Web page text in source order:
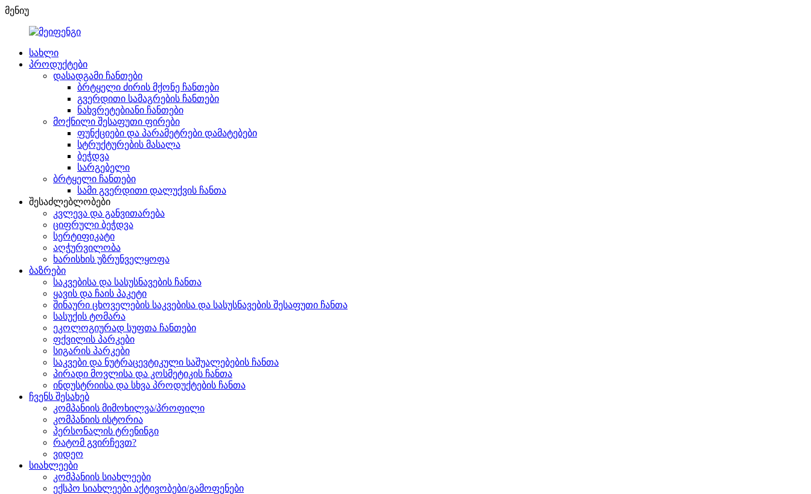
მენიუ
სახლი
პროდუქტები
დასადგამი ჩანთები
ბრტყელი ძირის მქონე ჩანთები
გვერდითი სამაგრების ჩანთები
ნახვრეტებიანი ჩანთები
მოქნილი შესაფუთი ფირები
ფუნქციები და პარამეტრები დამატებები
სტრუქტურების მასალა
ბეჭდვა
სარგებელი
ბრტყელი ჩანთები
სამი გვერდითი დალუქვის ჩანთა
შესაძლებლობები
კვლევა და განვითარება
ციფრული ბეჭდვა
სერტიფიკატი
აღჭურვილობა
ხარისხის უზრუნველყოფა
ბაზრები
საკვებისა და სასუსნავების ჩანთა
ყავის და ჩაის პაკეტი
შინაური ცხოველების საკვებისა და სასუსნავების შესაფუთი ჩანთა
სასუქის ტომარა
ეკოლოგიურად სუფთა ჩანთები
ფქვილის პარკები
სიგარის პარკები
საკვები და ნუტრაცევტიკული საშუალებების ჩანთა
პირადი მოვლისა და კოსმეტიკის ჩანთა
ინდუსტრიისა და სხვა პროდუქტების ჩანთა
ჩვენს შესახებ
კომპანიის მიმოხილვა/პროფილი
კომპანიის ისტორია
პერსონალის ტრენინგი
რატომ გვირჩევთ?
ვიდეო
სიახლეები
კომპანიის სიახლეები
ექსპო სიახლეები აქტივობები/გამოფენები